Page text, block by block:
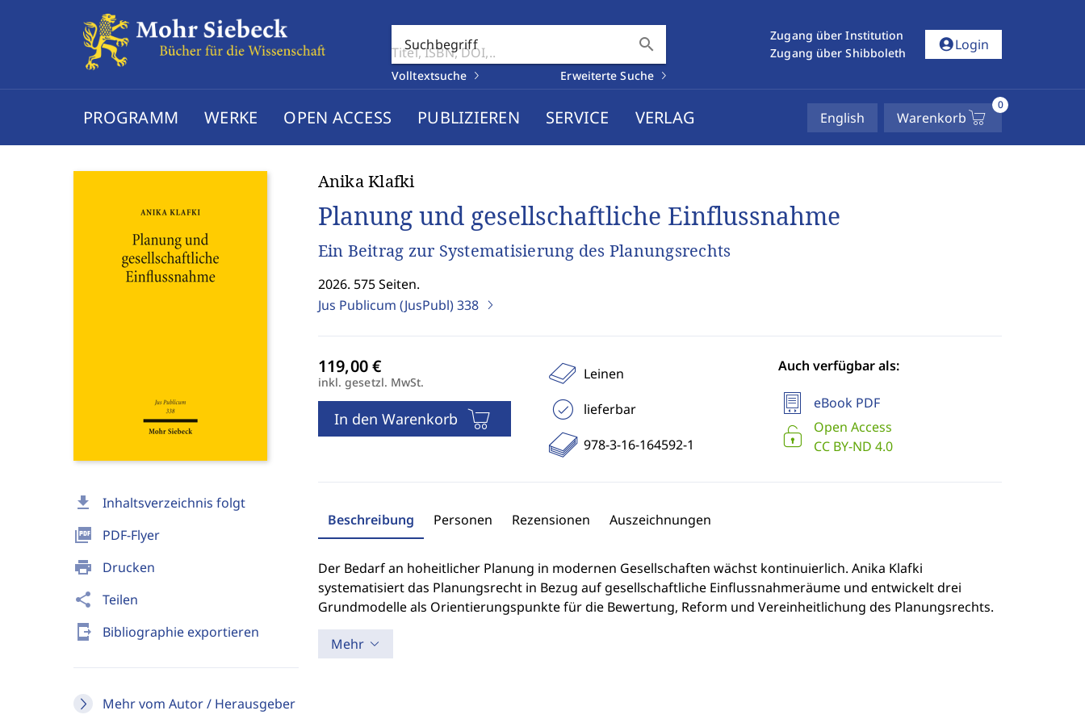
Suchbegriff search
Volltextsuche Erweiterte Suche
Zugang über Institution
Zugang über Shibboleth
account_circleLogin
PROGRAMM WERKE OPEN ACCESS PUBLIZIEREN SERVICE VERLAG English Warenkorb
0
download Inhaltsverzeichnis folgt
picture_as_pdf PDF-Flyer
print Drucken
share Teilen
send_to_mobile Bibliographie exportieren
Mehr vom Autor / Herausgeber
Anika Klafki
Planung und gesellschaftliche Einflussnahme
Ein Beitrag zur Systematisierung des Planungsrechts
2026. 575 Seiten.
Jus Publicum (JusPubl)338
inkl. gesetzl. MwSt.
In den Warenkorb
Leinen
lieferbar
978-3-16-164592-1
Auch verfügbar als:
eBook PDF
Open Access
CC BY-ND 4.0
Beschreibung Personen Rezensionen Auszeichnungen
Der Bedarf an hoheitlicher Planung in modernen Gesellschaften wächst kontinuierlich. Anika Klafki
systematisiert das Planungsrecht in Bezug auf gesellschaftliche Einflussnahmeräume und entwickelt drei
Grundmodelle als Orientierungspunkte für die Bewertung, Reform und Vereinheitlichung des Planungsrechts.
Mehr